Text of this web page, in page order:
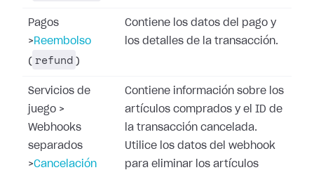
Pagos
> Reembolso
( refund )
Contiene los datos del pago y
los detalles de la transacción.
Servicios de
juego >
Webhooks
separados
>Cancelación
Contiene información sobre los
artículos comprados y el ID de
la transacción cancelada.
Utilice los datos del webhook
para eliminar los artículos